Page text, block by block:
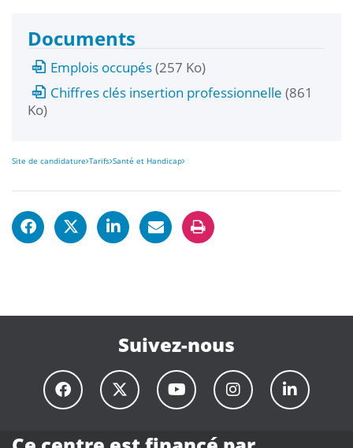
Documents
Emplois occupés(257 Ko)
Chiffres clés insertion professionnelle (861
Ko)
Site de candidature Tarifs Santé et Handicap
Suivez-nous